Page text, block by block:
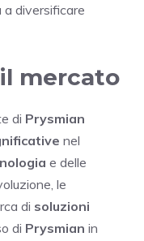
a diversificare
mercato
di Prysmian
nel
e delle
le
di soluzioni
di Prysmian in